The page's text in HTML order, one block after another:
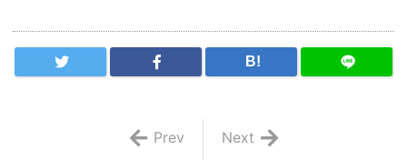
B!
Next
Prev